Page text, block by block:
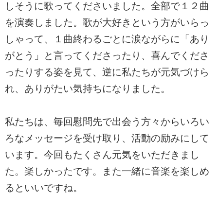
しそうに歌ってくださいました。全部で１２曲
を演奏しました。歌が大好きという方がいらっ
しゃって、１曲終わるごとに涙ながらに「あり
がとう」と言ってくださったり、喜んでくださ
ったりする姿を見て、逆に私たちが元気づけら
れ、ありがたい気持ちになりました。
私たちは、毎回慰問先で出会う方々からいろい
ろなメッセージを受け取り、活動の励みにして
います。今回もたくさん元気をいただきまし
た。楽しかったです。また一緒に音楽を楽しめ
るといいですね。